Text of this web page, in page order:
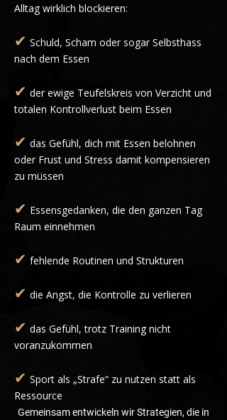
Alltag wirklich blockieren:
✔ Schuld, Scham oder sogar Selbsthass
nach dem Essen
✔ der ewige Teufelskreis von Verzicht und
totalen Kontrollverlust beim Essen
✔ das Gefühl, dich mit Essen belohnen
oder Frust und Stress damit kompensieren
zu müssen
✔ Essensgedanken, die den ganzen Tag
Raum einnehmen
✔ fehlende Routinen und Strukturen
✔ die Angst, die Kontrolle zu verlieren
✔ das Gefühl, trotz Training nicht
voranzukommen
✔ Sport als „Strafe“ zu nutzen statt als
Ressource
Gemeinsam entwickeln wir Strategien, die in